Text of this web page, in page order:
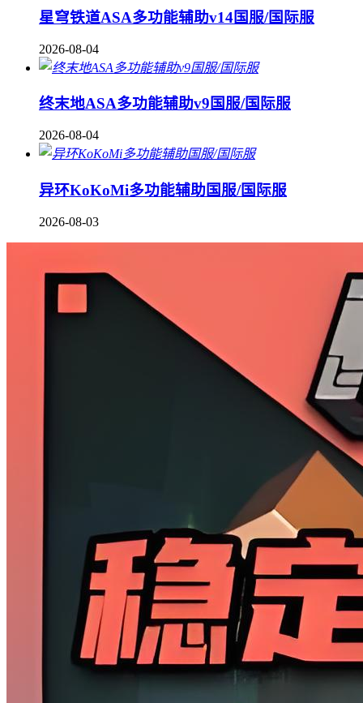
星穹铁道ASA多功能辅助v14国服/国际服
2026-08-04
终末地ASA多功能辅助v9国服/国际服
2026-08-04
异环KoKoMi多功能辅助国服/国际服
2026-08-03